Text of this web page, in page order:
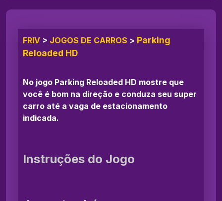
FRIV > JOGOS DE CARROS > Parking
Reloaded HD
No jogo Parking Reloaded HD mostre que
você é bom na direção e conduza seu super
carro até a vaga de estacionamento
indicada.
Instruções do Jogo